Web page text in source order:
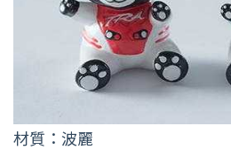
材質：波麗